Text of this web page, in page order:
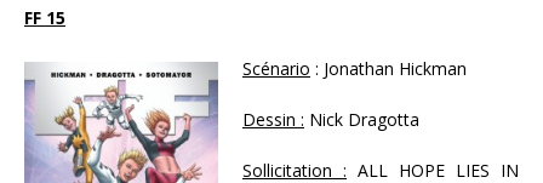
FF 15
Scénario : Jonathan Hickman
Dessin : Nick Dragotta
Sollicitation : ALL HOPE LIES IN